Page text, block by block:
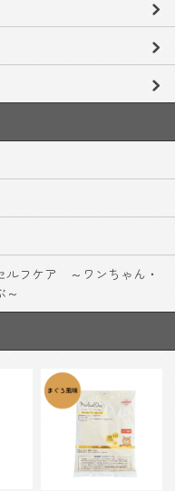
ルフケア ～ワンちゃん・
～